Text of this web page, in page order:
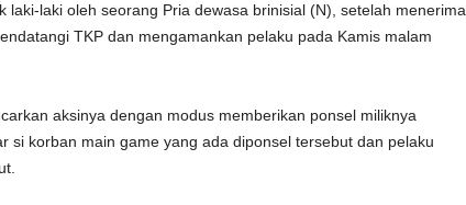
laki-laki oleh seorang Pria dewasa brinisial (N), setelah menerima
TKP dan mengamankan pelaku pada Kamis malam
aksinya dengan modus memberikan ponsel miliknya
si korban main game yang ada diponsel tersebut dan pelaku